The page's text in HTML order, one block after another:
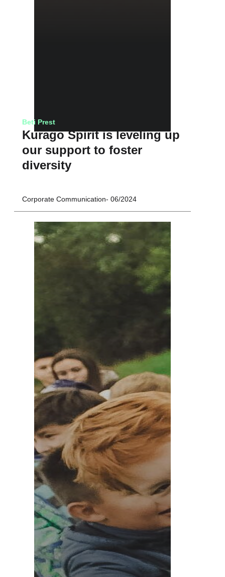
Beti Prest
Kurago Spirit is leveling up
our support to foster
diversity
Corporate Communication 06/2024